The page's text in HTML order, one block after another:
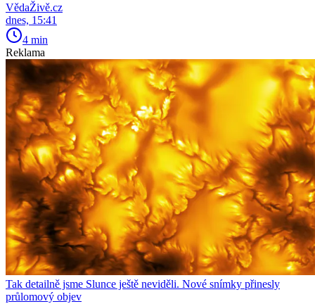
VědaŽivě.cz
dnes, 15:41
4 min
Reklama
Tak detailně jsme Slunce ještě neviděli. Nové snímky přinesly
průlomový objev